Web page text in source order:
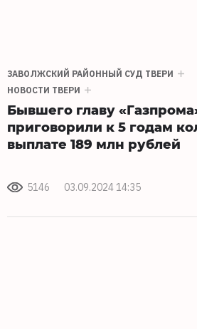
ЗАВОЛЖСКИЙ РАЙОННЫЙ СУД ТВЕРИ
НОВОСТИ ТВЕРИ
Бывшего главу
приговорили к 5 годам
выплате 189 млн рублей
5146 03.09.2024 14:35